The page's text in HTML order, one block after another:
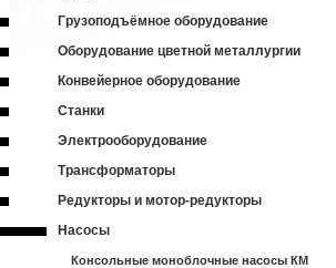
Грузоподъёмное оборудование
Оборудование цветной металлургии
Конвейерное оборудование
Станки
Электрооборудование
Трансформаторы
Редукторы и мотор-редукторы
Насосы
Консольные моноблочные насосы КМ